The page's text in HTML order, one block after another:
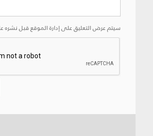
سيتم عرض التعليق على إدارة الموقع قبل نشره